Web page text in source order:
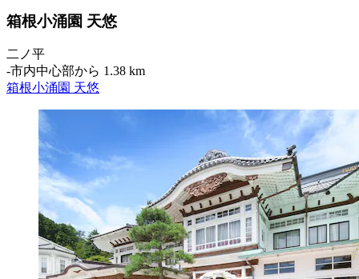
箱根小涌園 天悠
二ノ平
‐市内中心部から 1.38 km
箱根小涌園 天悠